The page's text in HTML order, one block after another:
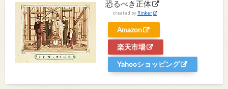
恐るべき正体
created by Rinker
Amazon
楽天市場
Yahooショッピング